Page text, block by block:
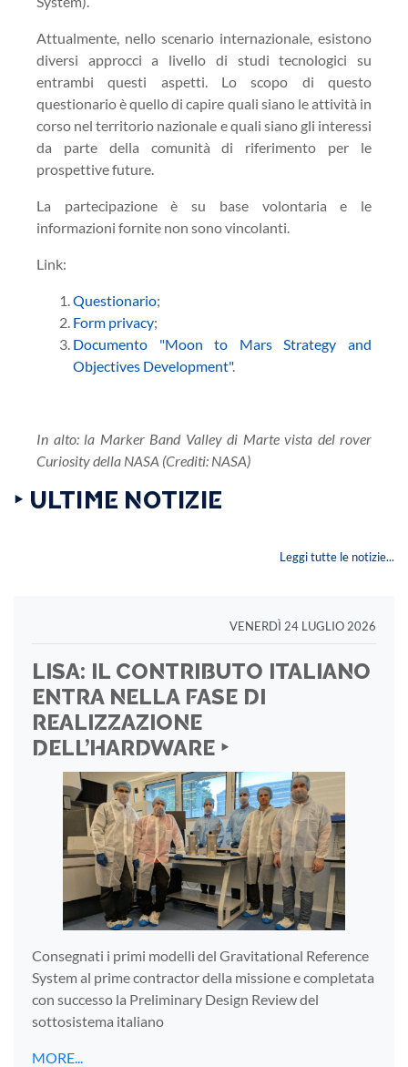
Attualmente, nello scenario internazionale, esistono
diversi approcci a livello di studi tecnologici su
entrambi questi aspetti. Lo scopo di questo
questionario è quello di capire quali siano le attività in
corso nel territorio nazionale e quali siano gli interessi
da parte della comunità di riferimento per le
prospettive future.
La partecipazione è su base volontaria e le
informazioni fornite non sono vincolanti.
Link:
Questionario;
Form privacy;
Documento "Moon to Mars Strategy and
Objectives Development".
In alto: la Marker Band Valley di Marte vista del rover
Curiosity della NASA (Crediti: NASA)
‣ ULTIME NOTIZIE
Leggi tutte le notizie...
VENERDÌ 24 LUGLIO 2026
LISA: IL CONTRIBUTO ITALIANO
ENTRA NELLA FASE DI
REALIZZAZIONE
DELL’HARDWARE ‣
Consegnati i primi modelli del Gravitational Reference
System al prime contractor della missione e completata
con successo la Preliminary Design Review del
sottosistema italiano
MORE...